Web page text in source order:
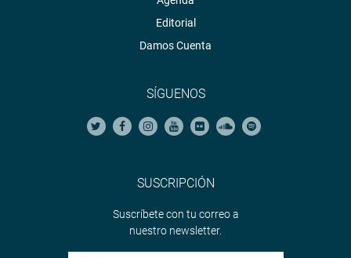
Editorial
Damos Cuenta
SÍGUENOS
SUSCRIPCIÓN
Suscríbete con tu correo a
nuestro newsletter.